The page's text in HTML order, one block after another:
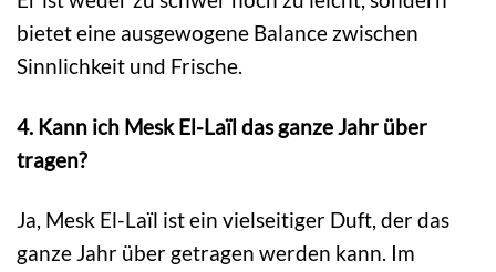
bietet eine ausgewogene Balance zwischen
Sinnlichkeit und Frische.
4. Kann ich Mesk El-Laïl das ganze Jahr über
tragen?
Ja, Mesk El-Laïl ist ein vielseitiger Duft, der das
ganze Jahr über getragen werden kann. Im